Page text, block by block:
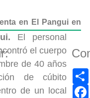
El personal
el cuerpo
de 40 años
de cúbito
de un local